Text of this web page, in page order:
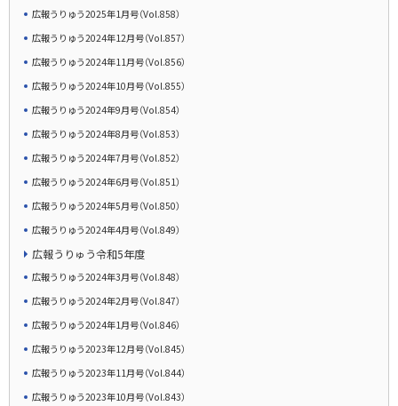
広報うりゅう2025年1月号（Vol.858）
広報うりゅう2024年12月号（Vol.857）
広報うりゅう2024年11月号（Vol.856）
広報うりゅう2024年10月号（Vol.855）
広報うりゅう2024年9月号（Vol.854）
広報うりゅう2024年8月号（Vol.853）
広報うりゅう2024年7月号（Vol.852）
広報うりゅう2024年6月号（Vol.851）
広報うりゅう2024年5月号（Vol.850）
広報うりゅう2024年4月号（Vol.849）
広報うりゅう令和5年度
広報うりゅう2024年3月号（Vol.848）
広報うりゅう2024年2月号（Vol.847）
広報うりゅう2024年1月号（Vol.846）
広報うりゅう2023年12月号（Vol.845）
広報うりゅう2023年11月号（Vol.844）
広報うりゅう2023年10月号（Vol.843）